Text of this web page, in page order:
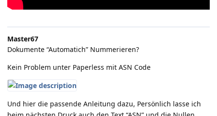
Master67
Dokumente “Automatich” Nummerieren?
Kein Problem unter Paperless mit ASN Code
Und hier die passende Anleitung dazu, Persönlich lasse ich